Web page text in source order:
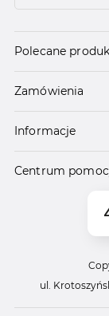
Polecane
Zamówienia
Informacje
Centrum
ul.